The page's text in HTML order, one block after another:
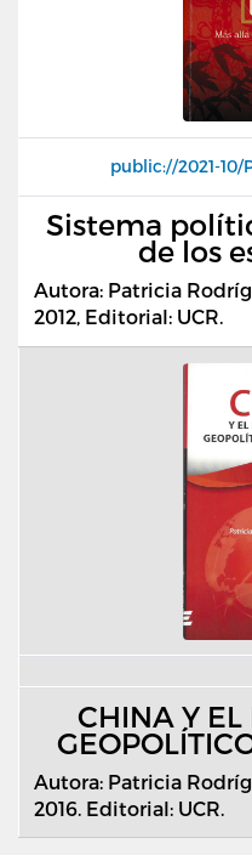
public://2021-
Sistema
de los
Autora: Patricia
2012, Editorial: UCR.
CHINA Y EL
Autora: Patricia
2016. Editorial: UCR.